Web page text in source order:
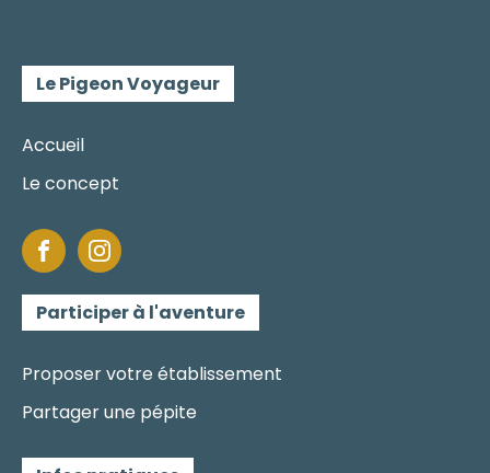
Le Pigeon Voyageur
Accueil
Le concept
Participer à l'aventure
Proposer votre établissement
Partager une pépite